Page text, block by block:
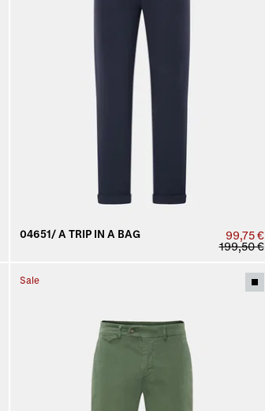
04651/ A TRIP IN A BAG
99,75 €
199,50 €
Sale